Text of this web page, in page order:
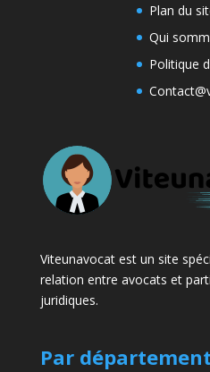
Plan du
Qui
Politique
Viteunavocat est un site
relation entre avocats et
juridiques.
Par